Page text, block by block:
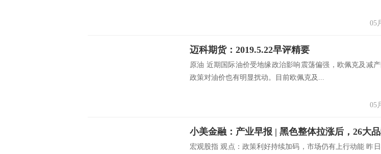
05
迈科期货：2019.5.22早评精要
原油 近期国际油价受地缘政治影响震荡偏强，欧佩克及减
政策对油价也有明显扰动。目前欧佩克及...
05
宏观股指 观点：政策利好持续加码，市场仍有上行动能 昨